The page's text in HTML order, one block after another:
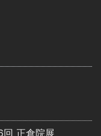
正倉院展